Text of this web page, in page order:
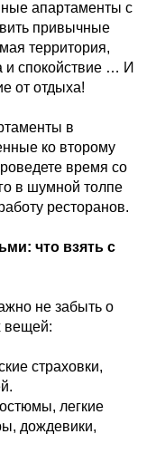
апартаменты с
привычные
территория,
и спокойствие … И
от отдыха!
в
ко второму
время со
в шумной толпе
ресторанов.
что взять с
не забыть о
вещей:
страховки,
легкие
дождевики,